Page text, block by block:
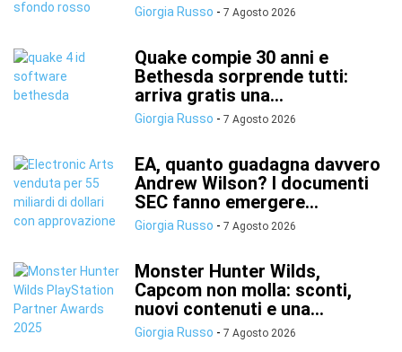
Giorgia Russo - 7 Agosto 2026
Quake compie 30 anni e
Bethesda sorprende tutti:
arriva gratis una...
Giorgia Russo - 7 Agosto 2026
EA, quanto guadagna davvero
Andrew Wilson? I documenti
SEC fanno emergere...
Giorgia Russo - 7 Agosto 2026
Monster Hunter Wilds,
Capcom non molla: sconti,
nuovi contenuti e una...
Giorgia Russo - 7 Agosto 2026